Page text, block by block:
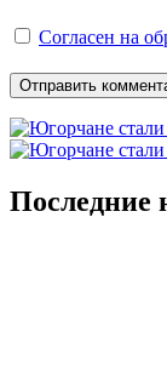
Согласен на
Последние